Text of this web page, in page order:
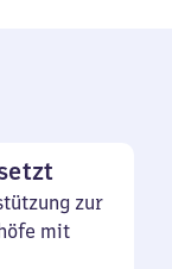
zur
mit